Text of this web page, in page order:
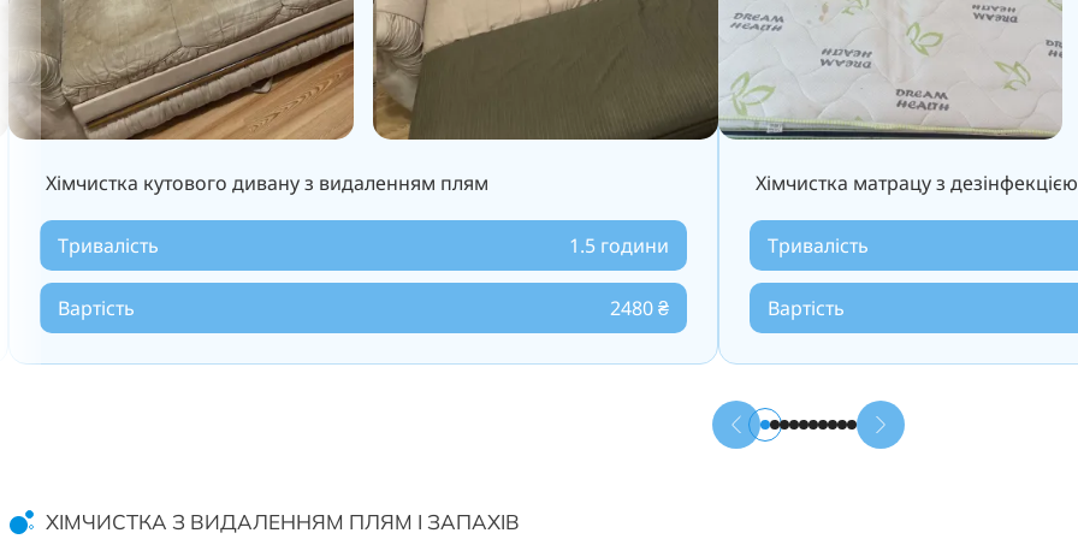
Хімчистка кутового дивану з видаленням плям
Тривалість 1.5 години
Вартість 2480 ₴
Хімчистка матрацу з дезінфекцією
Тривалість
Вартість
ХІМЧИСТКА З ВИДАЛЕННЯМ ПЛЯМ І ЗАПАХІВ